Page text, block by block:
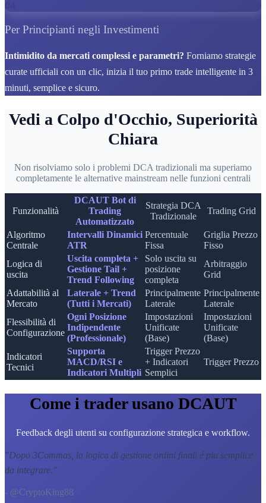
Per Principianti negli Investimenti
Intimidito da mercati complessi e parametri? Forniamo strategie
curate ufficiali con un clic, inizia il tuo primo trade intelligente in 3
minuti, semplice e sicuro.
Vedi a Colpo d'Occhio, Superiorità
Chiara
Non risolviamo solo i problemi DCA tradizionali ma superiamo
completamente le alternative mainstream nelle funzioni centrali
Funzionalità
DCAUT Bot di
Trading
Automatizzato
Strategia DCA
Tradizionale
Trading Grid
Algoritmo
Centrale
Intervalli Dinamici
ATR
Percentuale
Fissa
Griglia Prezzo
Fisso
Logica di
uscita
Uscita completa +
Gestione Tail +
Trend Following
Solo uscita su
posizione
completa
Arbitraggio
Grid
Adattabilità al
Mercato
Laterale + Trend
(Tutti i Mercati)
Principalmente
Laterale
Principalmente
Laterale
Flessibilità di
Configurazione
Ogni Posizione
Indipendente
(Professionale)
Impostazioni
Unificate
(Base)
Impostazioni
Unificate
(Base)
Indicatori
Tecnici
Supporta
MACD/RSI e
Indicatori Multipli
Trigger Prezzo
+ Indicatori
Semplici
Trigger Prezzo
Come i trader usano DCAUT
Feedback degli utenti su configurazione strategica e workflow.
"Dopo 3Commas, la logica di gestione ordini finali é piu semplice
da integrare."
- @CryptoKing88